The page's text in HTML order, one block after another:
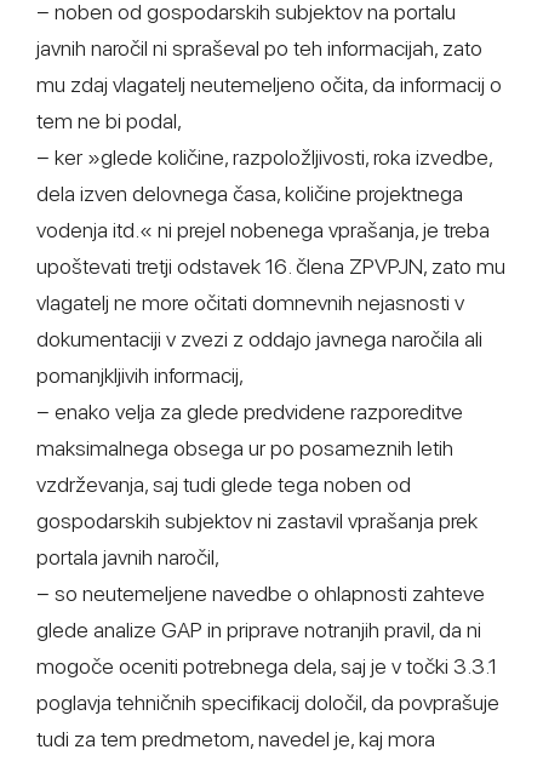
− noben od gospodarskih subjektov na portalu
javnih naročil ni spraševal po teh informacijah, zato
mu zdaj vlagatelj neutemeljeno očita, da informacij o
tem ne bi podal,
− ker »glede količine, razpoložljivosti, roka izvedbe,
dela izven delovnega časa, količine projektnega
vodenja itd.« ni prejel nobenega vprašanja, je treba
upoštevati tretji odstavek 16. člena ZPVPJN, zato mu
vlagatelj ne more očitati domnevnih nejasnosti v
dokumentaciji v zvezi z oddajo javnega naročila ali
pomanjkljivih informacij,
− enako velja za glede predvidene razporeditve
maksimalnega obsega ur po posameznih letih
vzdrževanja, saj tudi glede tega noben od
gospodarskih subjektov ni zastavil vprašanja prek
portala javnih naročil,
− so neutemeljene navedbe o ohlapnosti zahteve
glede analize GAP in priprave notranjih pravil, da ni
mogoče oceniti potrebnega dela, saj je v točki 3.3.1
poglavja tehničnih specifikacij določil, da povprašuje
tudi za tem predmetom, navedel je, kaj mora